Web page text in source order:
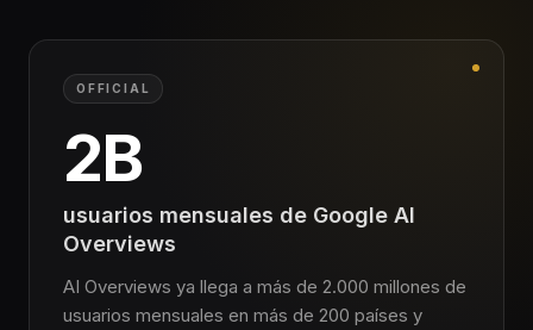
OFFICIAL
2B
usuarios mensuales de Google AI
Overviews
AI Overviews ya llega a más de 2.000 millones de
usuarios mensuales en más de 200 países y